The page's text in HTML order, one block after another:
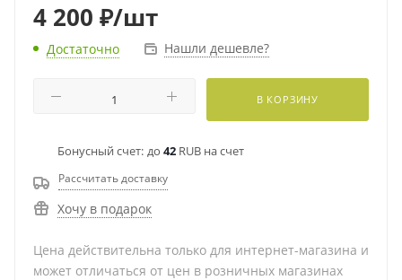
4 200 ₽/шт
Достаточно Нашли дешевле?
В КОРЗИНУ
Бонусный счет: до 42 RUB на счет
Рассчитать доставку
Хочу в подарок
Цена действительна только для интернет-магазина и
может отличаться от цен в розничных магазинах